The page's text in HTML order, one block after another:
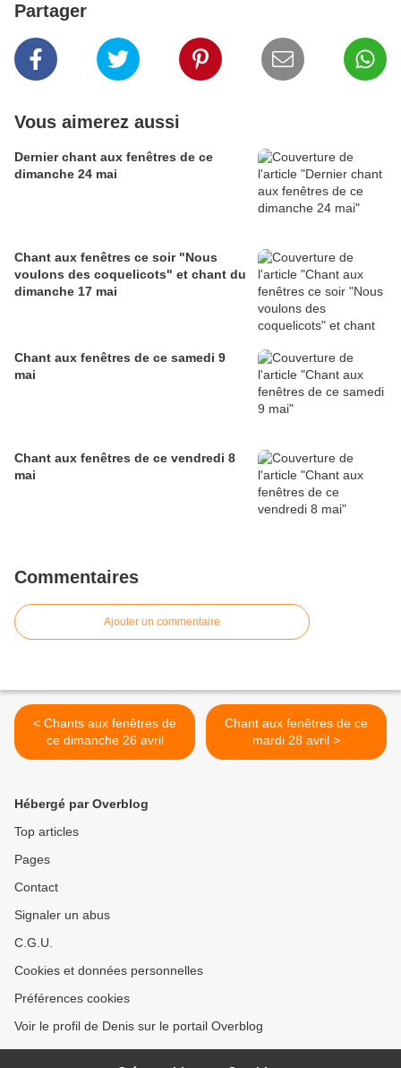
Partager
Vous aimerez aussi
Dernier chant aux fenêtres de ce
dimanche 24 mai
Chant aux fenêtres ce soir "Nous
voulons des coquelicots" et chant du
dimanche 17 mai
Chant aux fenêtres de ce samedi 9
mai
Chant aux fenêtres de ce vendredi 8
mai
Commentaires
Ajouter un commentaire
< Chants aux fenêtres de
ce dimanche 26 avril
Chant aux fenêtres de ce
mardi 28 avril >
Hébergé par Overblog
Top articles
Pages
Contact
Signaler un abus
C.G.U.
Cookies et données personnelles
Préférences cookies
Voir le profil de Denis sur le portail Overblog